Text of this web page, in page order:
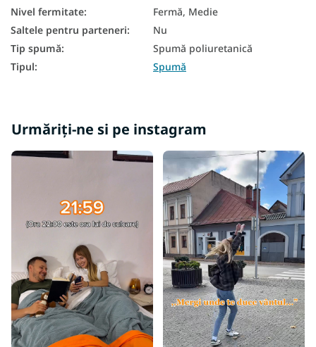
Saltea duritate H4
Saltele dure 80x200
Saltele înalte 80x200
Nivel fermitate:
Fermă, Medie
Saltele pentru parteneri:
Nu
Tip spumă:
Spumă poliuretanică
Tipul: Spumă
Urmăriți-ne si pe instagram